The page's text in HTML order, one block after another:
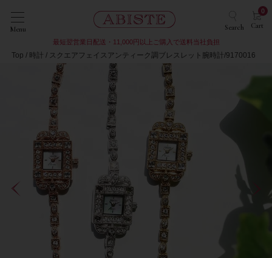
Menu Search Cart
0
最短翌営業日配送・11,000円以上ご購入で送料当社負担
Top 時計 スクエアフェイスアンティーク調ブレスレット腕時計/9170016